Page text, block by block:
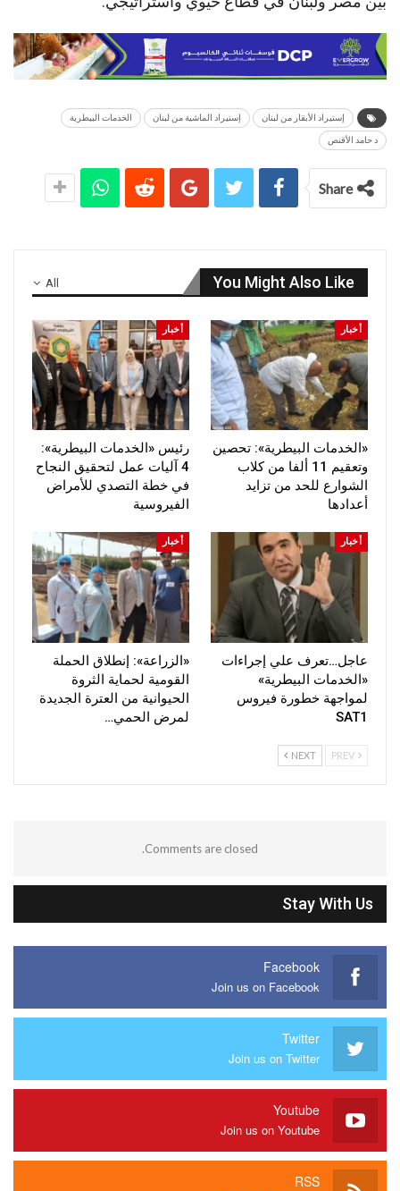
إستيراد الأبقار من لبنان إستيراد الماشية من لبنان الخدمات البيطرية
د حامد الأقنص
Share
All You Might Also Like
أخبار
«الخدمات البيطرية»: تحصين
وتعقيم 11 ألفا من كلاب
الشوارع للحد من تزايد
أعدادها
أخبار
رئيس «الخدمات البيطرية»:
4 آليات عمل لتحقيق النجاح
في خطة التصدي للأمراض
الفيروسية
أخبار
عاجل…تعرف علي إجراءات
«الخدمات البيطرية»
لمواجهة خطورة فيروس
SAT1
أخبار
«الزراعة»: إنطلاق الحملة
القومية لحماية الثروة
الحيوانية من العترة الجديدة
لمرض الحمي…
NEXT
Comments are closed.
Stay With Us
Facebook
Join us on Facebook
Twitter
Join us on Twitter
Youtube
Join us on Youtube
RSS